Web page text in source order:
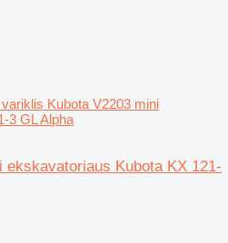
variklis Kubota V2203 mini
3 GL Alpha
ekskavatoriaus Kubota KX 121-